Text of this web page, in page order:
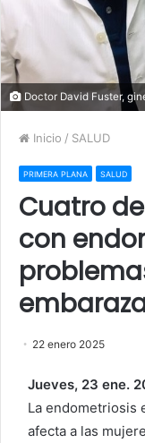
Doctor David Fuster,
Inicio / SALUD
PRIMERA PLANA SALUD
Cuatro
con
22 enero 2025
Jueves, 23 ene.
La endometriosis
afecta a las